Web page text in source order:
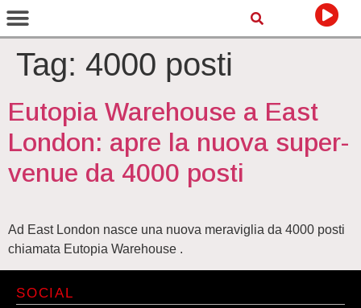
Tag: 4000 posti
Eutopia Warehouse a East
London: apre la nuova super-
venue da 4000 posti
Ad East London nasce una nuova meraviglia da 4000 posti
chiamata Eutopia Warehouse .
SOCIAL